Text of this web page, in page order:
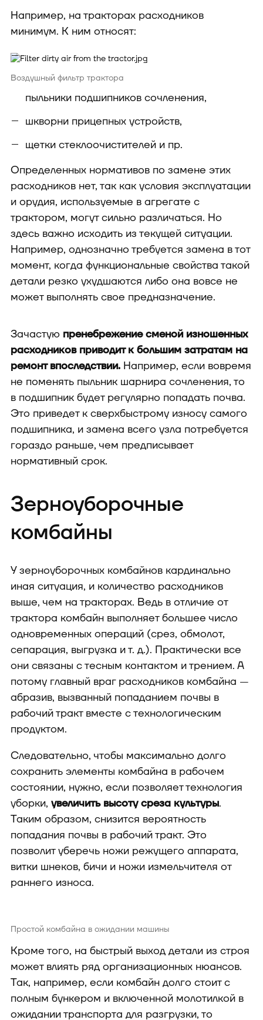
Например, на тракторах расходников
минимум. К ним относят:
Воздушный фильтр трактора
пыльники подшипников сочленения,
шкворни прицепных устройств,
щетки стеклоочистителей и пр.
Определенных нормативов по замене этих
расходников нет, так как условия эксплуатации
и орудия, используемые в агрегате с
трактором, могут сильно различаться. Но
здесь важно исходить из текущей ситуации.
Например, однозначно требуется замена в тот
момент, когда функциональные свойства такой
детали резко ухудшаются либо она вовсе не
может выполнять свое предназначение.
Зачастую пренебрежение сменой изношенных
расходников приводит к большим затратам на
ремонт впоследствии. Например, если вовремя
не поменять пыльник шарнира сочленения, то
в подшипник будет регулярно попадать почва.
Это приведет к сверхбыстрому износу самого
подшипника, и замена всего узла потребуется
гораздо раньше, чем предписывает
нормативный срок.
Зерноуборочные
комбайны
У зерноуборочных комбайнов кардинально
иная ситуация, и количество расходников
выше, чем на тракторах. Ведь в отличие от
трактора комбайн выполняет большее число
одновременных операций (срез, обмолот,
сепарация, выгрузка и т. д.). Практически все
они связаны с тесным контактом и трением. А
потому главный враг расходников комбайна —
абразив, вызванный попаданием почвы в
рабочий тракт вместе с технологическим
продуктом.
Следовательно, чтобы максимально долго
сохранить элементы комбайна в рабочем
состоянии, нужно, если позволяет технология
уборки, увеличить высоту среза культуры.
Таким образом, снизится вероятность
попадания почвы в рабочий тракт. Это
позволит уберечь ножи режущего аппарата,
витки шнеков, бичи и ножи измельчителя от
раннего износа.
Простой комбайна в ожидании машины
Кроме того, на быстрый выход детали из строя
может влиять ряд организационных нюансов.
Так, например, если комбайн долго стоит с
полным бункером и включенной молотилкой в
ожидании транспорта для разгрузки, то